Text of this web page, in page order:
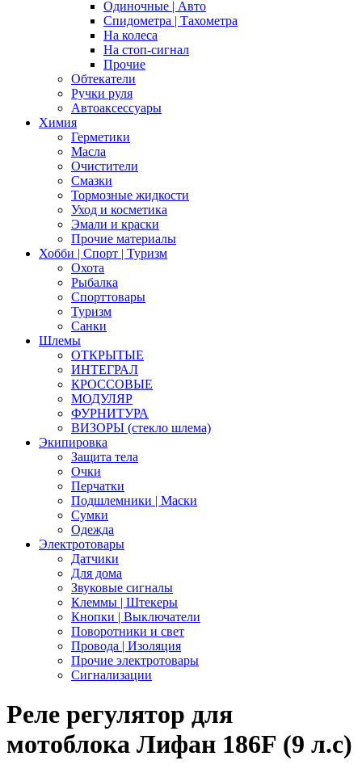
Одиночные | Авто
Спидометра | Тахометра
На колеса
На стоп-сигнал
Прочие
Обтекатели
Ручки руля
Автоаксессуары
Химия
Герметики
Масла
Очистители
Смазки
Тормозные жидкости
Уход и косметика
Эмали и краски
Прочие материалы
Хобби | Cпорт | Туризм
Охота
Рыбалка
Спорттовары
Туризм
Санки
Шлемы
ОТКРЫТЫЕ
ИНТЕГРАЛ
КРОССОВЫЕ
МОДУЛЯР
ФУРНИТУРА
ВИЗОРЫ (стекло шлема)
Экипировка
Защита тела
Очки
Перчатки
Подшлемники | Маски
Сумки
Одежда
Электротовары
Датчики
Для дома
Звуковые сигналы
Клеммы | Штекеры
Кнопки | Выключатели
Поворотники и свет
Провода | Изоляция
Прочие электротовары
Сигнализации
Реле регулятор для
мотоблока Лифан 186F (9 л.с)